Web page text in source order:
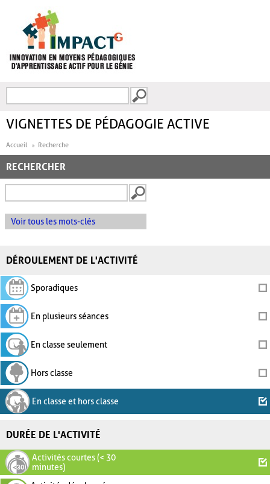
FORMULAIRE DE
VIGNETTES DE PÉDAGOGIE ACTIVE
Accueil Recherche
RECHERCHER
Voir tous les mots-clés
DÉROULEMENT DE L'ACTIVITÉ
Sporadiques
En plusieurs séances
En classe seulement
Hors classe
En classe et hors classe
DURÉE DE L'ACTIVITÉ
Activités courtes (< 30
minutes)